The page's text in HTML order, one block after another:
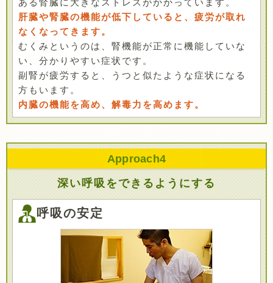
ある腎臓に大きなストレスがかかっています。
肝臓や腎臓の機能が低下していると、疲労が取れ
なくなってきます。
むくみというのは、腎機能が正常に機能していな
い、分かりやすい症状です。
副腎が疲労すると、うつと似たような症状になる
方もいます。
内臓の機能を高め、解毒力を高めます。
Approach4
深い呼吸をできるようにする
呼吸の安定